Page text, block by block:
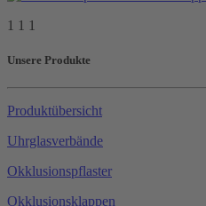
1 1 1
Unsere Produkte
Produktübersicht
Uhrglasverbände
Okklusionspflaster
Okklusionsklappen